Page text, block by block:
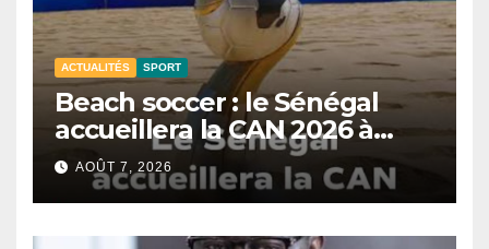
ACTUALITÉS SPORT
Beach soccer : le Sénégal
accueillera la CAN 2026 à
Dakar.
AOÛT 7, 2026